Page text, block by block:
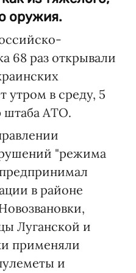
оружия.
68 раз открывали
утром в среду, 5
штаба АТО.
"режима
в районе
Луганской и
применяли
и